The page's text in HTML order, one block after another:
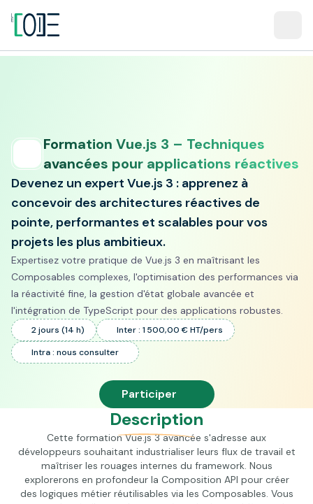
Formation Vue.js 3 – Techniques
avancées pour applications réactives
Devenez un expert Vue.js 3 : apprenez à
concevoir des architectures réactives de
pointe, performantes et scalables pour vos
projets les plus ambitieux.
Expertisez votre pratique de Vue.js 3 en maîtrisant les
Composables complexes, l'optimisation des performances via
la réactivité fine, la gestion d'état globale avancée et
l'intégration de TypeScript pour des applications robustes.
2 jours (14 h)
Inter : 1 500,00 € HT/pers
Intra : nous consulter
Participer
Description
Cette formation Vue.js 3 avancée s'adresse aux
développeurs souhaitant industrialiser leurs flux de travail et
maîtriser les rouages internes du framework. Nous
explorerons en profondeur la Composition API pour créer
des logiques métier réutilisables via les Composables. Vous